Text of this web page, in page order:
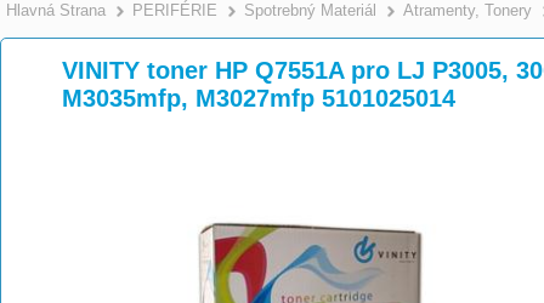
Hlavná Strana >
PERIFÉRIE >
Spotrebný Materiál >
Atramenty, Tonery
VINITY toner HP Q7551A pro LJ P3005,
M3035mfp, M3027mfp 5101025014